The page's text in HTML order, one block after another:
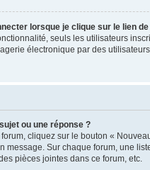
lorsque je clique sur le lien
seuls les utilisateurs
électronique par des
ou une réponse ?
cliquez sur le bouton «
message. Sur chaque forum, une
pièces jointes dans ce forum, etc.